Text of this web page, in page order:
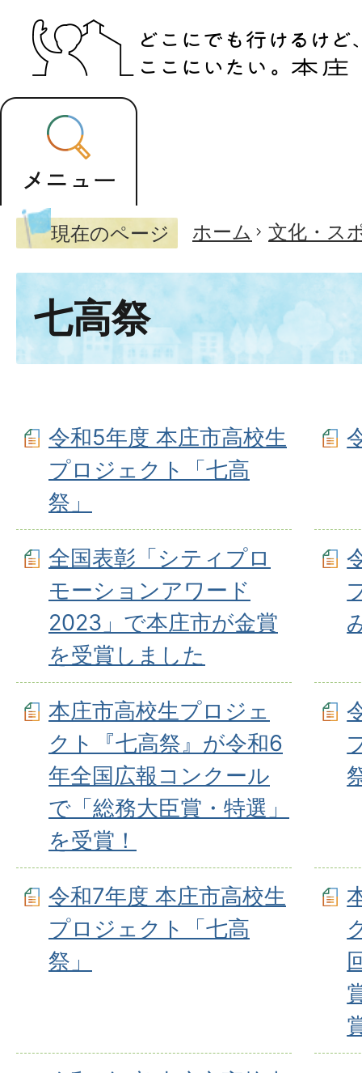
現在のページ ホーム 文化・ス
七高祭
令和5年度 本庄市高校生
プロジェクト「七高
祭」
全国表彰「シティプロ
モーションアワード
2023」で本庄市が金賞
を受賞しました
本庄市高校生プロジェ
クト『七高祭』が令和6
年全国広報コンクール
で「総務大臣賞・特選」
を受賞！
令和7年度 本庄市高校生
プロジェクト「七高
祭」